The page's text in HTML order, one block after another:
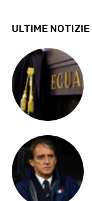
ULTIME NOTIZIE